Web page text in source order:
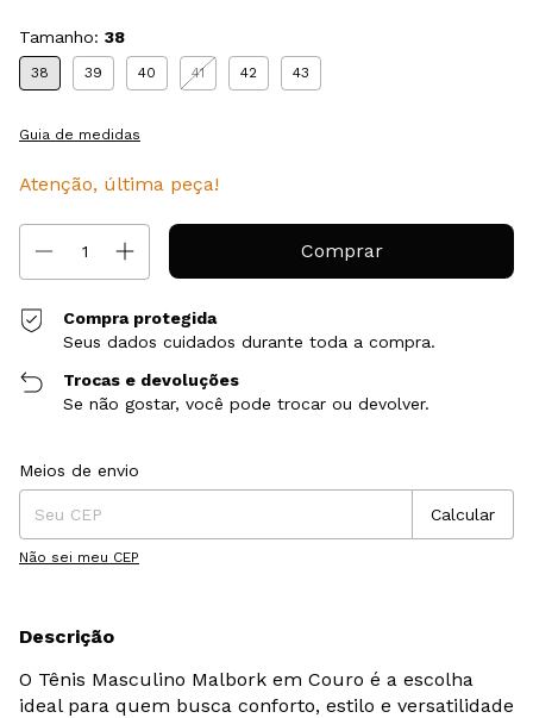
Tamanho: 38
38 39 40 41 42 43
Guia de medidas
Atenção, última peça!
Compra protegida
Seus dados cuidados durante toda a compra.
Trocas e devoluções
Se não gostar, você pode trocar ou devolver.
Entregas para o CEP:
Meios de envio
Calcular
Não sei meu CEP
Descrição
O Tênis Masculino Malbork em Couro é a escolha
ideal para quem busca conforto, estilo e versatilidade